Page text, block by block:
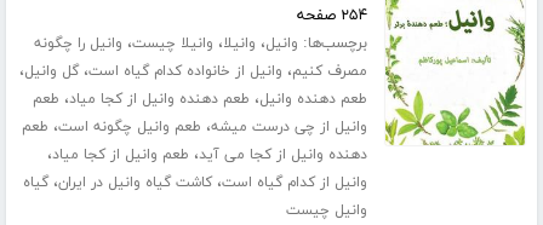
۲۵۴ صفحه
برچسب‌ها: وانیل، وانیلا، وانیلا چیست، وانیل را چگونه
مصرف کنیم، وانیل از خانواده کدام گیاه است،گل وانیل،
طعم دهنده وانیل، طعم دهنده وانیل از کجا میاد، طعم
وانیل از چی درست میشه، طعم وانیل چگونه است، طعم
دهنده وانیل از کجا می آید، طعم وانیل از کجا میاد،
وانیل از کدام گیاه است،کاشت گیاه وانیل در ایران،گیاه
وانیل چیست